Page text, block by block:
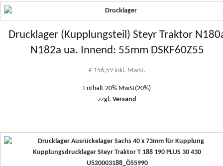
Drucklager (Kupplungsteil) Steyr Traktor
N182a ua. Innend: 55mm DSKF60Z55
€156,59 inkl. MwSt.
Enthält 20% MwSt(20%)
zzgl. Versand